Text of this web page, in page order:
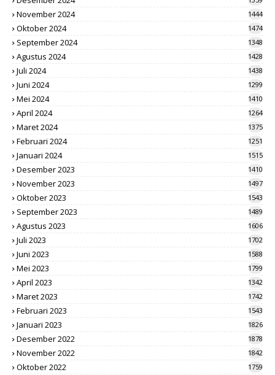
November 2024 1444
Oktober 2024 1474
September 2024 1348
Agustus 2024 1428
Juli 2024 1438
Juni 2024 1299
Mei 2024 1410
April 2024 1264
Maret 2024 1375
Februari 2024 1251
Januari 2024 1515
Desember 2023 1410
November 2023 1497
Oktober 2023 1543
September 2023 1489
Agustus 2023 1606
Juli 2023 1702
Juni 2023 1588
Mei 2023 1799
April 2023 1342
Maret 2023 1742
Februari 2023 1543
Januari 2023 1826
Desember 2022 1878
November 2022 1842
Oktober 2022 1759